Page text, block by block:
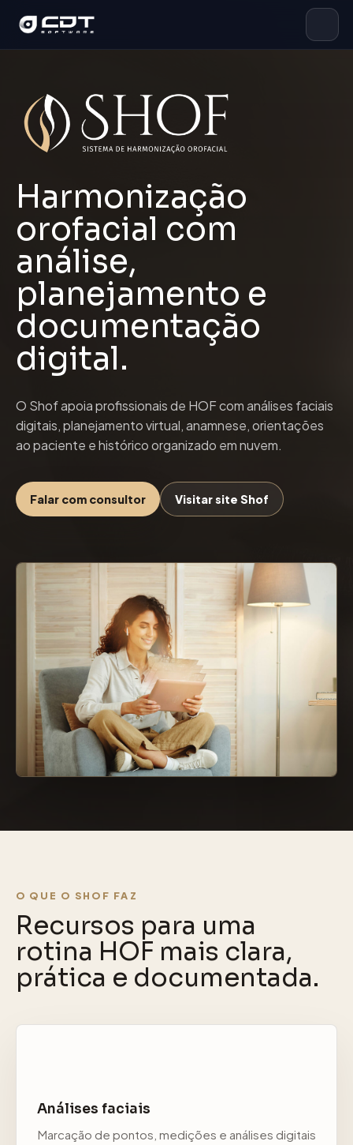
Harmonização
orofacial com
análise,
planejamento e
documentação
digital.
O Shof apoia profissionais de HOF com análises faciais
digitais, planejamento virtual, anamnese, orientações
ao paciente e histórico organizado em nuvem.
Falar com consultor Visitar site Shof
O QUE O SHOF FAZ
Recursos para uma
rotina HOF mais clara,
prática e documentada.
Análises faciais
Marcação de pontos, medições e análises digitais